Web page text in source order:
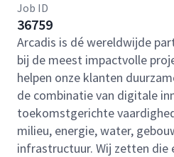
Job ID
36759
Arcadis is dé wereldwijde
bij de meest impactvolle
helpen onze klanten
de combinatie van digitale
toekomstgerichte
milieu, energie, water,
infrastructuur. Wij zetten die